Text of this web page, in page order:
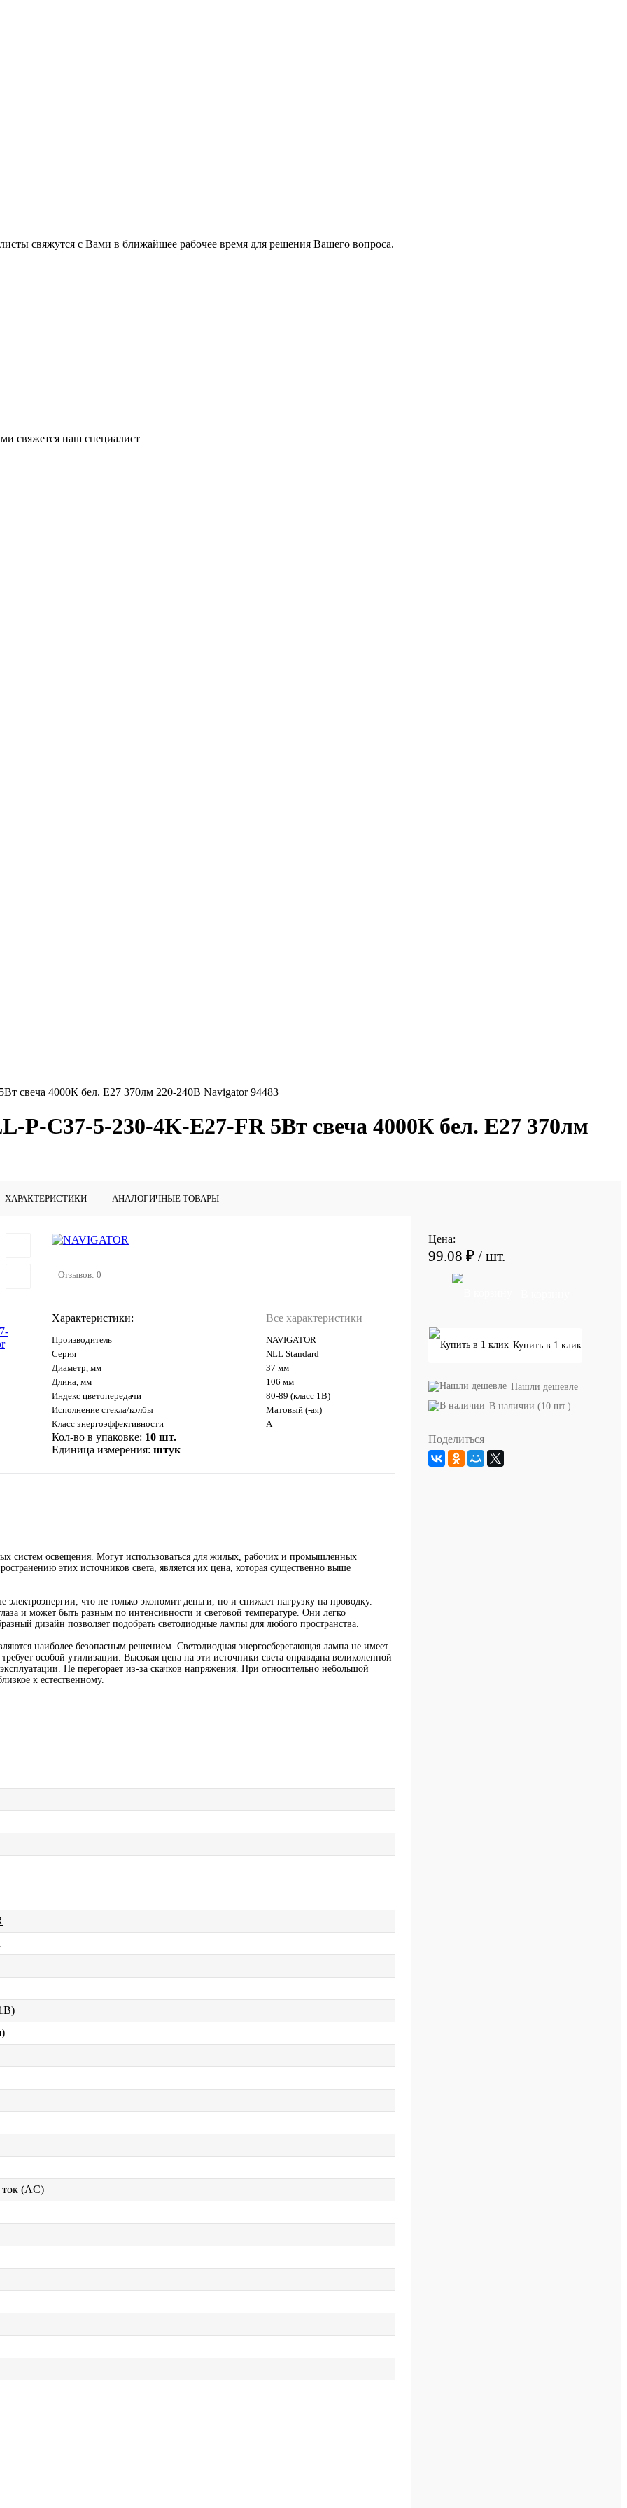
свяжутся с Вами в ближайшее рабочее время для решения Вашего вопроса.
свяжется наш специалист
свеча 4000К бел. E27 370лм 220-240В Navigator 94483
P-C37-5-230-4K-E27-FR 5Вт свеча 4000К бел. E27 370лм
ХАРАКТЕРИСТИКИ АНАЛОГИЧНЫЕ ТОВАРЫ
Отзывов: 0
Характеристики: Все характеристики
Производитель
NAVIGATOR
Серия
NLL Standard
Диаметр, мм
37 мм
Длина, мм
106 мм
Индекс цветопередачи
80-89 (класс 1В)
Исполнение стекла/колбы
Матовый (-ая)
Класс энергоэффективности
A
Кол-во в упаковке: 10 шт.
Единица измерения: штук
систем освещения. Могут использоваться для жилых, рабочих и промышленных
этих источников света, является их цена, которая существенно выше
что не только экономит деньги, но и снижает нагрузку на проводку.
и может быть разным по интенсивности и световой температуре. Они легко
дизайн позволяет подобрать светодиодные лампы для любого пространства.
наиболее безопасным решением. Светодиодная энергосберегающая лампа не имеет
особой утилизации. Высокая цена на эти источники света оправдана великолепной
Не перегорает из-за скачков напряжения. При относительно небольшой
к естественному.
(AC)
Цена:
99.08 ₽ / шт.
Купить в 1 клик
Нашли дешевле
В наличии (10 шт.)
Поделиться